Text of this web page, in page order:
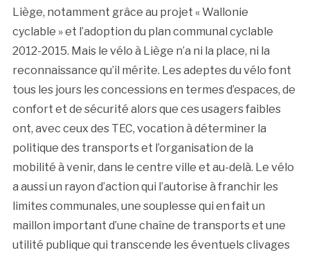
Liège, notamment grâce au projet « Wallonie
cyclable » et l’adoption du plan communal cyclable
2012-2015. Mais le vélo à Liège n’a ni la place, ni la
reconnaissance qu’il mérite. Les adeptes du vélo font
tous les jours les concessions en termes d’espaces, de
confort et de sécurité alors que ces usagers faibles
ont, avec ceux des TEC, vocation à déterminer la
politique des transports et l’organisation de la
mobilité à venir, dans le centre ville et au-delà. Le vélo
a aussi un rayon d’action qui l’autorise à franchir les
limites communales, une souplesse qui en fait un
maillon important d’une chaîne de transports et une
utilité publique qui transcende les éventuels clivages